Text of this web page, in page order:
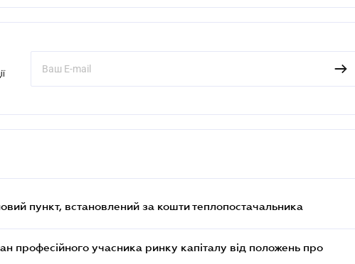
пункт, встановлений за кошти теплопостачальника
професійного учасника ринку капіталу від положень про